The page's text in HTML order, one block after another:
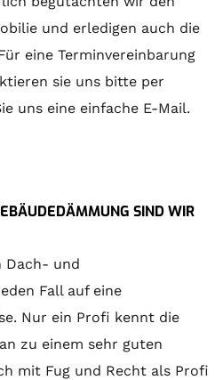
und erledigen auch die
eine Terminvereinbarung
sie uns bitte per
uns eine einfache E-Mail.
SIND WIR
Dach- und
Fall auf eine
Nur ein Profi kennt die
zu einem sehr guten
mit Fug und Recht als Profi